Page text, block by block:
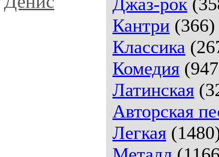
Джаз-рок
Кантри (366)
Классика
Комедия
Латинская
Авторская
Легкая